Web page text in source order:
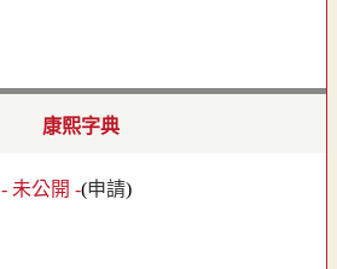
康熙字典
- 未公開 -(申請)